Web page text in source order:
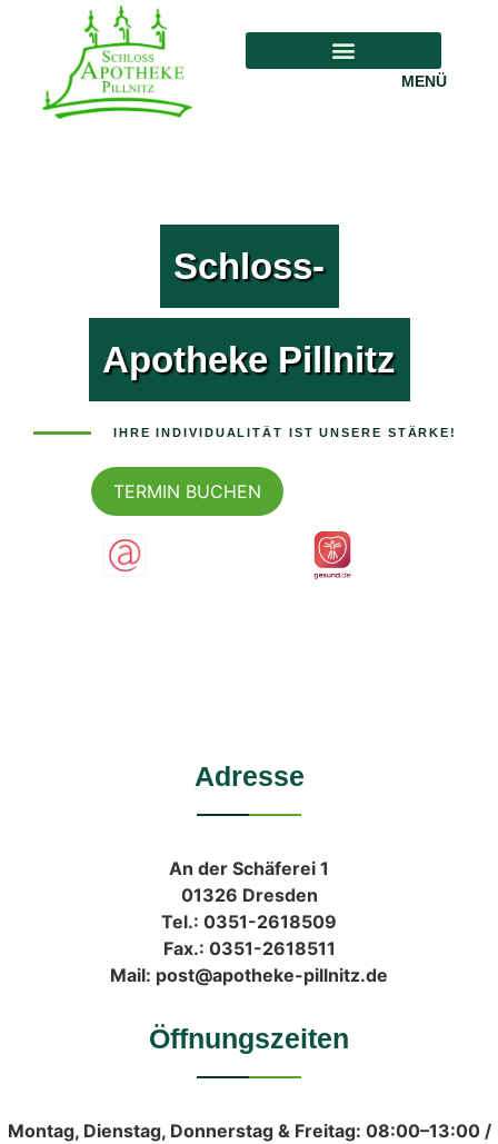
MENÜ
Schloss-
Apotheke Pillnitz
IHRE INDIVIDUALITÄT IST UNSERE STÄRKE!
TERMIN BUCHEN
Adresse
An der Schäferei 1
01326 Dresden
Tel.: 0351-2618509
Fax.: 0351-2618511
Mail: post@apotheke-pillnitz.de
Öffnungszeiten
Montag, Dienstag, Donnerstag & Freitag: 08:00–13:00 /